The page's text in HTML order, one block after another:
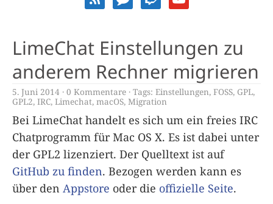
LimeChat Einstellungen zu
anderem Rechner migrieren
5. Juni 2014 0 Kommentare Tags: Einstellungen, FOSS, GPL,
GPL2, IRC, Limechat, macOS, Migration
Bei LimeChat handelt es sich um ein freies IRC
Chatprogramm für Mac OS X. Es ist dabei unter
der GPL2 lizenziert. Der Quelltext ist auf
GitHub zu finden. Bezogen werden kann es
über den Appstore oder die offizielle Seite.